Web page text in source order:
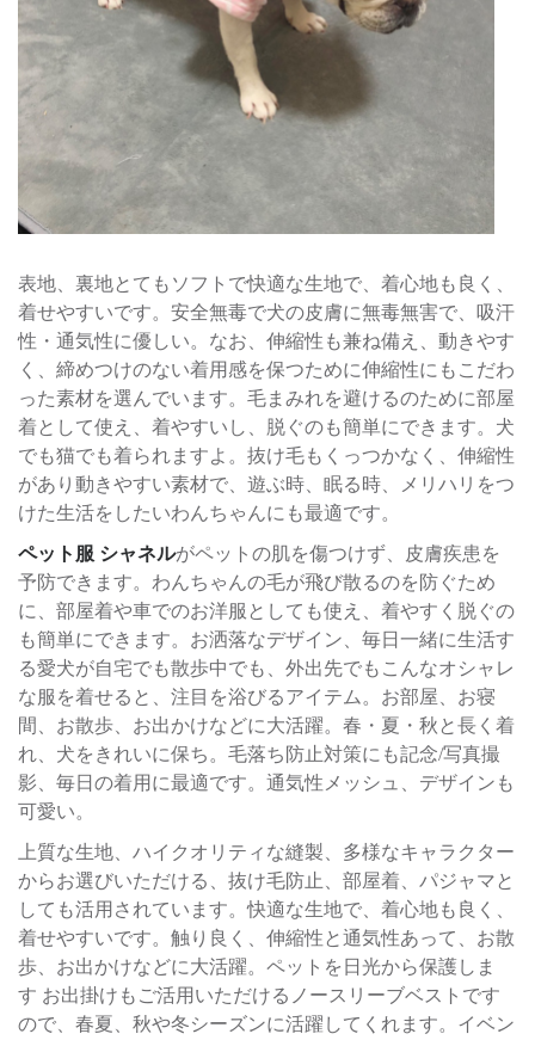
表地、裏地とてもソフトで快適な生地で、着心地も良く、
着せやすいです。安全無毒で犬の皮膚に無毒無害で、吸汗
性・通気性に優しい。なお、伸縮性も兼ね備え、動きやす
く、締めつけのない着用感を保つために伸縮性にもこだわ
った素材を選んでいます。毛まみれを避けるのために部屋
着として使え、着やすいし、脱ぐのも簡単にできます。犬
でも猫でも着られますよ。抜け毛もくっつかなく、伸縮性
があり動きやすい素材で、遊ぶ時、眠る時、メリハリをつ
けた生活をしたいわんちゃんにも最適です。
ペット服 シャネルがペットの肌を傷つけず、皮膚疾患を
予防できます。わんちゃんの毛が飛び散るのを防ぐため
に、部屋着や車でのお洋服としても使え、着やすく脱ぐの
も簡単にできます。お洒落なデザイン、毎日一緒に生活す
る愛犬が自宅でも散歩中でも、外出先でもこんなオシャレ
な服を着せると、注目を浴びるアイテム。お部屋、お寝
間、お散歩、お出かけなどに大活躍。春・夏・秋と長く着
れ、犬をきれいに保ち。毛落ち防止対策にも記念/写真撮
影、毎日の着用に最適です。通気性メッシュ、デザインも
可愛い。
上質な生地、ハイクオリティな縫製、多様なキャラクター
からお選びいただける、抜け毛防止、部屋着、パジャマと
しても活用されています。快適な生地で、着心地も良く、
着せやすいです。触り良く、伸縮性と通気性あって、お散
歩、お出かけなどに大活躍。ペットを日光から保護しま
す お出掛けもご活用いただけるノースリーブベストです
ので、春夏、秋や冬シーズンに活躍してくれます。イベン